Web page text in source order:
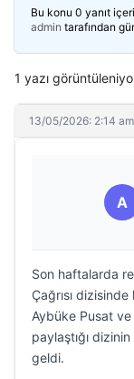
Bu konu 0 yanıt
admin tarafından
1 yazı
13/05/2026: 2:14 am
A
Son haftalarda
Çağrısı
Aybüke Pusat ve
paylaştığı
geldi.